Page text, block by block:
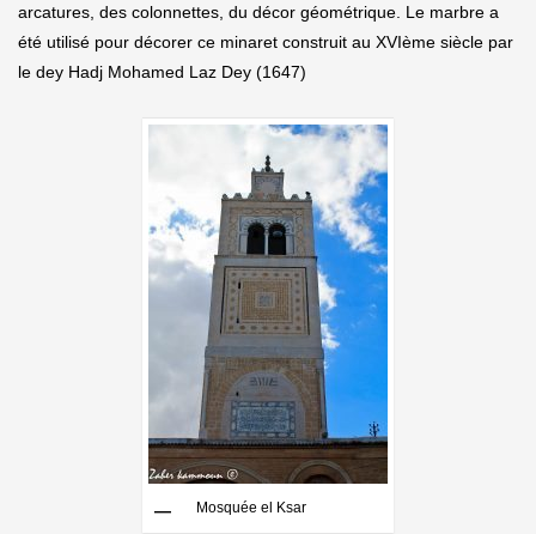
arcatures, des colonnettes, du décor géométrique. Le marbre a
été utilisé pour décorer ce minaret construit au XVIème siècle par
le dey Hadj Mohamed Laz Dey (1647)
Mosquée el Ksar